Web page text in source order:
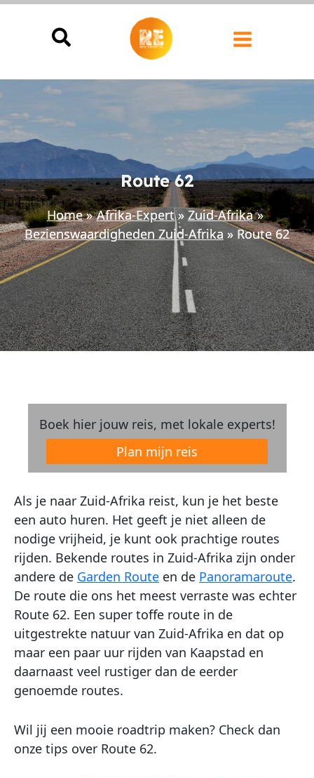
Ga
Route 62
Home Afrika-Expert
Zuid-Afrika
Bezienswaardigheden Zuid-Afrika
Route 62
Boek hier jouw reis, met lokale experts!
Plan mijn reis
Als je naar Zuid-Afrika reist, kun je het beste
een auto huren. Het geeft je niet alleen de
nodige vrijheid, je kunt ook prachtige routes
rijden. Bekende routes in Zuid-Afrika zijn onder
andere de Garden Route en de Panoramaroute.
De route die ons het meest verraste was echter
Route 62. Een super toffe route in de
uitgestrekte natuur van Zuid-Afrika en dat op
maar een paar uur rijden van Kaapstad en
daarnaast veel rustiger dan de eerder
genoemde routes.
Wil jij een mooie roadtrip maken? Check dan
onze tips over Route 62.